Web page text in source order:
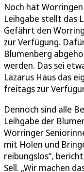
Noch hat
Leihgabe stellt das
Gefährt den
zur Verfügung.
Blumenberg
werden. Das sei
Lazarus Haus das
freitags zur
Dennoch sind alle
Leihgabe der
Worringer
mit Holen und
reibungslos“,
Sell. „Wir machen